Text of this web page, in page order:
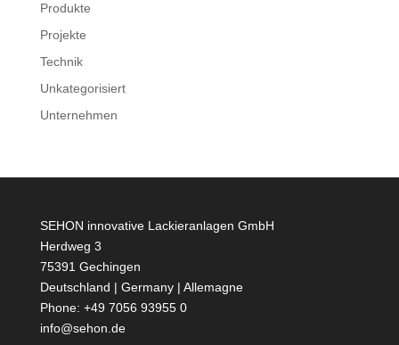
Produkte
Projekte
Technik
Unkategorisiert
Unternehmen
SEHON innovative Lackieranlagen GmbH
Herdweg 3
75391 Gechingen
Deutschland | Germany | Allemagne
Phone: +49 7056 93955 0
info@sehon.de